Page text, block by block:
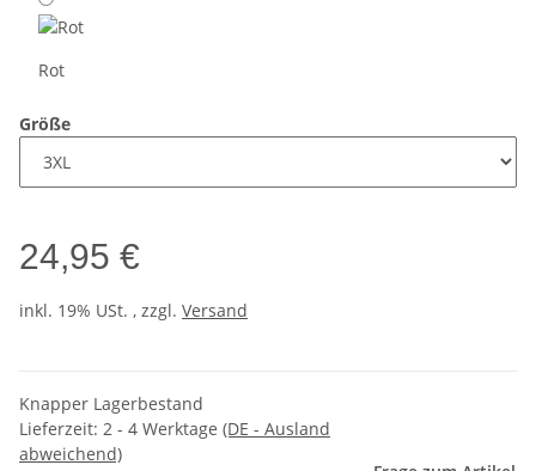
Rot
Größe
24,95 €
inkl. 19% USt. , zzgl. Versand
Knapper Lagerbestand
Lieferzeit: 2 - 4 Werktage (DE - Ausland
abweichend)